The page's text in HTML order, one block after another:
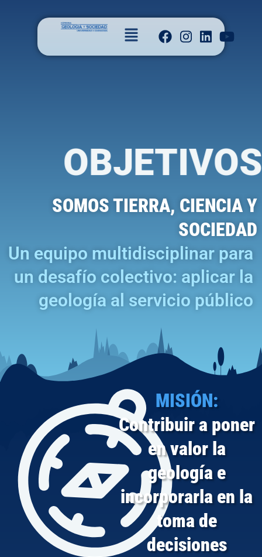
OBJETIVOS
SOMOS TIERRA, CIENCIA Y
SOCIEDAD
Un equipo multidisciplinar para
un desafío colectivo: aplicar la
geología al servicio público
MISIÓN:
Contribuir a poner
en valor la
geología e
incorporarla en la
toma de
decisiones